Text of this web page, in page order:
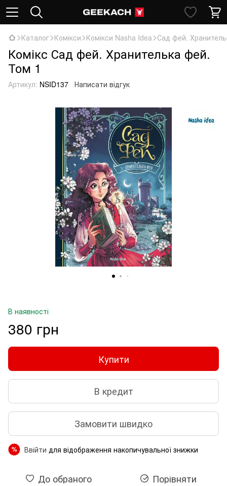
Каталог Комікси Комікси Nasha Idea Сад фей.
Комікс Сад фей. Хранителька фей.
Том 1
Артикул: NSID137 Написати відгук
В наявності
380 грн
Купити
В кредит
Замовити швидко
% Ввійти для відображення накопичувальної знижки
До обраного Порівняти